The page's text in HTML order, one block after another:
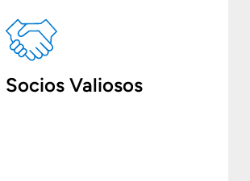
Socios Valiosos